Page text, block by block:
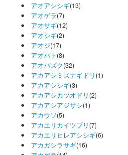
アオアシシギ(13)
アオゲラ(7)
アオサギ(12)
アオシギ(2)
アオジ(17)
アオバト (8)
アオバズク(32)
アカアシミズナギドリ (1)
アカアシシギ(3)
アカアシカツオドリ (2)
アカアシアジサシ(1)
アカウソ(5)
アカエリカイツブリ (7)
アカエリヒレアシシギ(6)
アカガシラサギ(16)